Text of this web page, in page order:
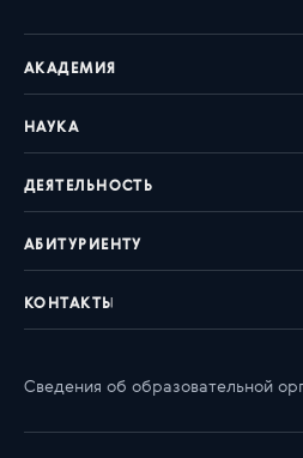
АКАДЕМИЯ
НАУКА
ДЕЯТЕЛЬНОСТЬ
АБИТУРИЕНТУ
КОНТАКТЫ
Сведения об образовательной